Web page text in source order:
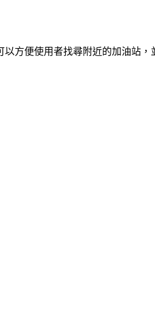
方便使用者找尋附近的加油站，